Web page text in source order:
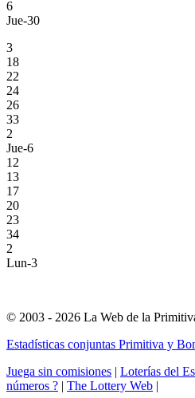
6
Jue-30
3
18
22
24
26
33
2
Jue-6
12
13
17
20
23
34
2
Lun-3
© 2003 - 2026 La Web de la
Estadísticas conjuntas Primitiva y
Juega sin comisiones | Loterías del
números ? | The Lottery Web |